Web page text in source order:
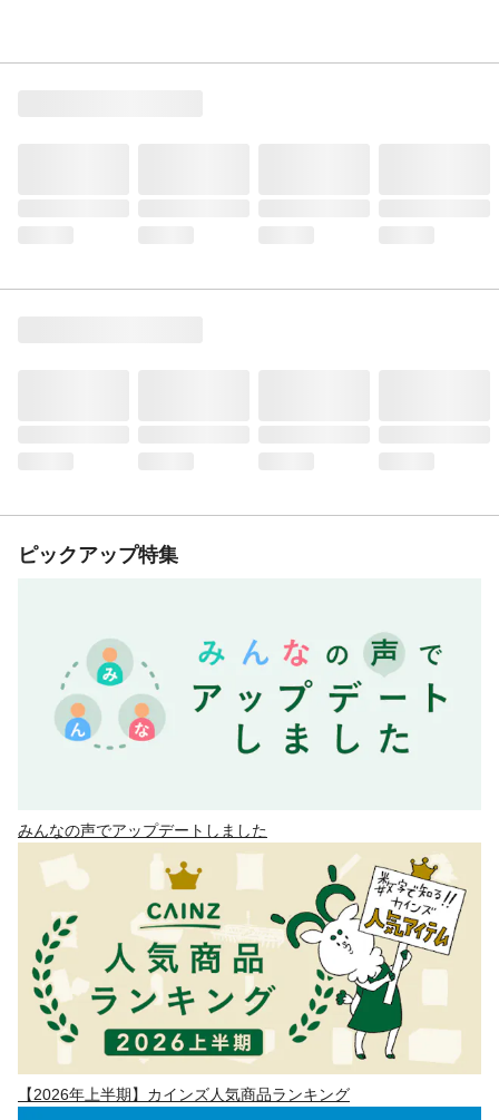
ピックアップ特集
みんなの声でアップデートしました
【2026年上半期】カインズ人気商品ランキング